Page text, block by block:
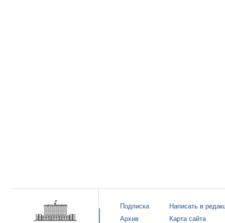
Подписка
Архив
Написать в
Карта сайта